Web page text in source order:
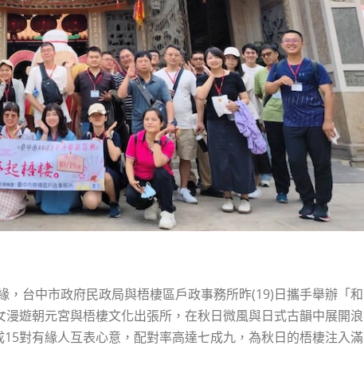
，台中市政府民政局與梧棲區戶政事務所昨(19)日攜手舉辦「和
遊朝元宮與梧棲文化出張所，在秋日微風與日式古韻中展開浪
對有緣人互表心意，配對率高達七成九，為秋日的梧棲注入滿